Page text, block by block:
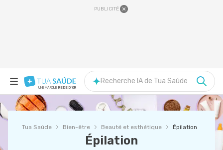
PUBLICITÉ
UNE MARQUE REDE D'OR
Recherche IA de Tua Saúde
Tua Saúde Bien-être Beauté et esthétique Épilation
Épilation